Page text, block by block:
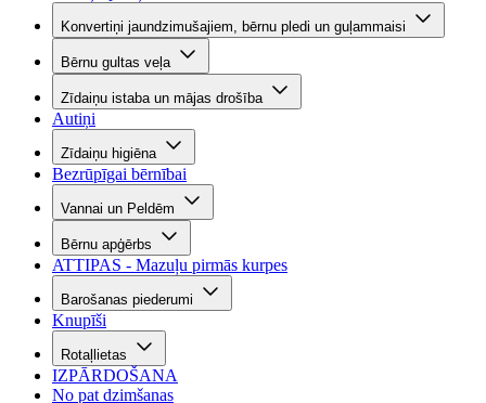
Konvertiņi jaundzimušajiem, bērnu pledi un guļammaisi
Bērnu gultas veļa
Zīdaiņu istaba un mājas drošība
Autiņi
Zīdaiņu higiēna
Bezrūpīgai bērnībai
Vannai un Peldēm
Bērnu apģērbs
ATTIPAS - Mazuļu pirmās kurpes
Barošanas piederumi
Knupīši
Rotaļlietas
IZPĀRDOŠANA
No pat dzimšanas